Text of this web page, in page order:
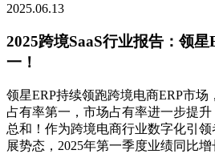
2025.06.13
2025跨境SaaS行业报告：领
一！
领星ERP持续领跑跨境电商ERP市场
占有率第一，市场占有率进一步提
总和！作为跨境电商行业数字化引
展势态，2025年第一季度业绩同比增